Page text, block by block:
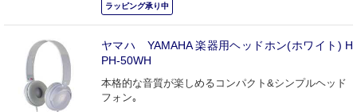
ラッピング承り中
ヤマハ YAMAHA 楽器用ヘッドホン(ホワイト) H
PH-50WH
本格的な音質が楽しめるコンパクト&シンプルヘッド
フォン｡